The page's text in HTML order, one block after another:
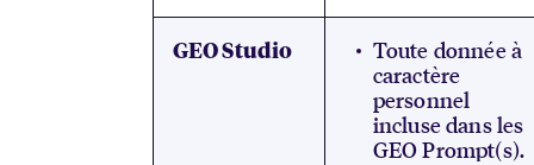
GEO Studio
Toute donnée à
caractère
personnel
incluse dans les
GEO Prompt(s).